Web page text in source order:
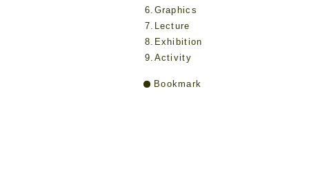
6.Graphics
7.Lecture
8.Exhibition
9.Activity
Bookmark